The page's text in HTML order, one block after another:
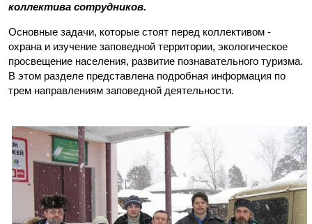
коллектива сотрудников.
Основные задачи, которые стоят перед коллективом -
охрана и изучение заповедной территории, экологическое
просвещение населения, развитие познавательного туризма.
В этом разделе представлена подробная информация по
трем направлениям заповедной деятельности.